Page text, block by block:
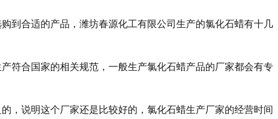
到合适的产品，潍坊春源化工有限公司生产的氯化石蜡有十几
符合国家的相关规范，一般生产氯化石蜡产品的厂家都会有专
，说明这个厂家还是比较好的，氯化石蜡生产厂家的经营时间